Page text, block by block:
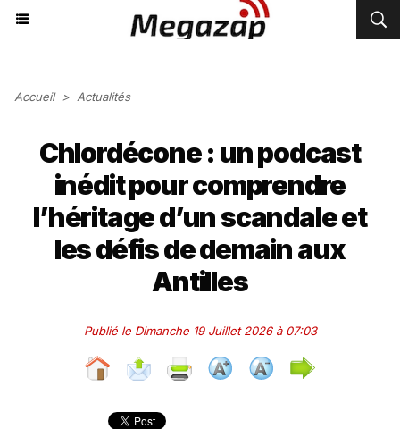
Accueil > Actualités
Chlordécone : un podcast
inédit pour comprendre
l’héritage d’un scandale et
les défis de demain aux
Antilles
Publié le Dimanche 19 Juillet 2026 à 07:03